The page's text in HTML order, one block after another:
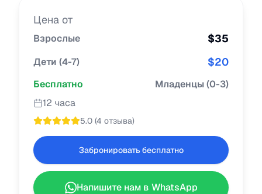
Цена от
Взрослые $35
Дети (4-7) $20
Бесплатно Младенцы(0-3)
12 часа
5.0 (4 отзыва)
Забронировать бесплатно
Напишите нам в WhatsApp